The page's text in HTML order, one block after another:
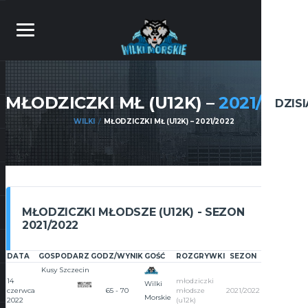
MŁODZICZKI MŁ (U12K) –2021/2022
WILKI MŁODZICZKI MŁ (U12K) – 2021/2022
MŁODZICZKI MŁODSZE (U12K) - SEZON
2021/2022
DATA GOSPODARZ GODZ/WYNIK GOŚĆ ROZGRYWKI SEZON
14
czerwca
2022
Kusy Szczecin
65 - 70
Wilki
Morskie
młodziczki
młodsze
(u12k)
2021/2022